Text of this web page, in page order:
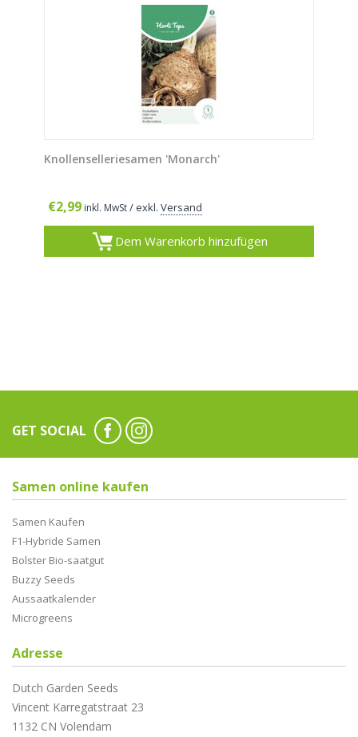
Knollenselleriesamen 'Monarch'
€2,99 inkl. MwSt/ exkl. Versand
Dem Warenkorb hinzufügen
GET SOCIAL
Samen online kaufen
Samen Kaufen
F1-Hybride Samen
Bolster Bio-saatgut
Buzzy Seeds
Aussaatkalender
Microgreens
Adresse
Dutch Garden Seeds
Vincent Karregatstraat 23
1132 CN Volendam